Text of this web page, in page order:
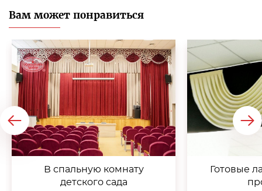
Вам может понравиться
В спальную комнату
детского сада
Готовые